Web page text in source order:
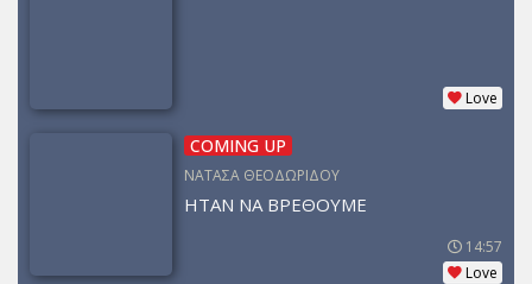
Love
COMING UP
ΝΑΤΑΣΑ ΘΕΟΔΩΡΙΔΟΥ
ΗΤΑΝ ΝΑ ΒΡΕΘΟΥΜΕ
14:57
Love